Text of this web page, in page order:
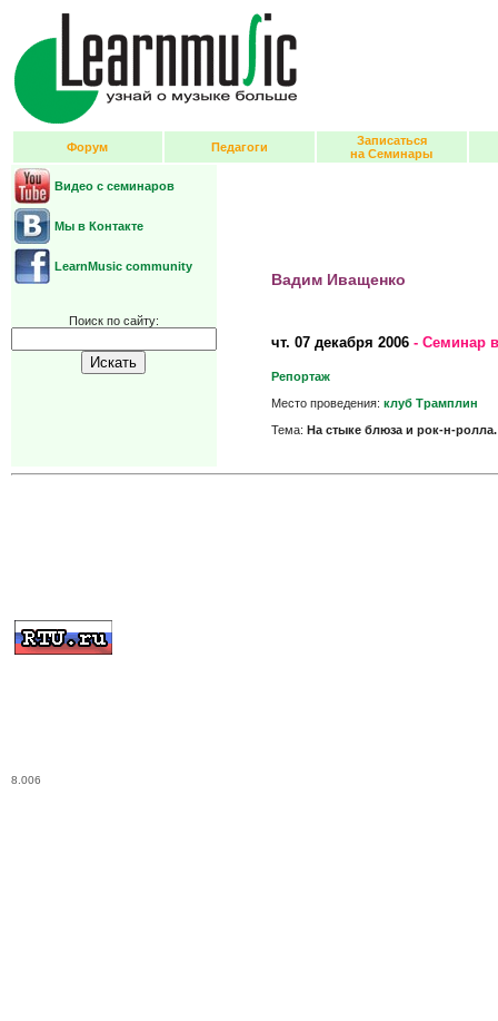
Форум Педагоги
Записаться
на Семинары
Видео с семинаров
Мы в Контакте
LearnMusic community
Поиск по сайту:
Вадим Иващенко
чт. 07 декабря 2006 - Семинар
Репортаж
Место проведения:клуб Трамплин
Тема:На стыке блюза и рок-н-
8.006